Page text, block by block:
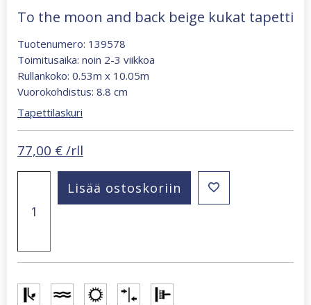
To the moon and back beige kukat tapetti
Tuotenumero: 139578
Toimitusaika: noin 2-3 viikkoa
Rullankoko: 0.53m x 10.05m
Vuorokohdistus: 8.8 cm
Tapettilaskuri
77,00 € /rll
moon
kukat
määrä
Lisää ostoskoriin